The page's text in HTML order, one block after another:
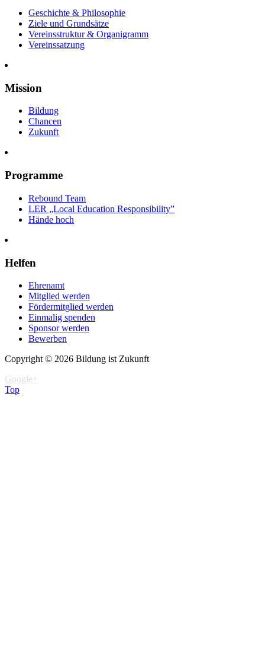
Geschichte & Philosophie
Ziele und Grundsätze
Vereinsstruktur & Organigramm
Vereinssatzung
Mission
Bildung
Chancen
Zukunft
Programme
Rebound Team
LER „Local Education Responsibility”
Hände hoch
Helfen
Ehrenamt
Mitglied werden
Fördermitglied werden
Einmalig spenden
Sponsor werden
Bewerben
Copyright © 2026 Bildung ist Zukunft
Google+
Top